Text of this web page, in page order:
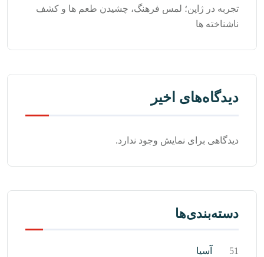
تجربه در ژاپن؛ لمس فرهنگ، چشیدن طعم‌ ها و کشف
ناشناخته‌ ها
دیدگاه‌های اخیر
دیدگاهی برای نمایش وجود ندارد.
دسته‌بندی‌ها
آسیا 51